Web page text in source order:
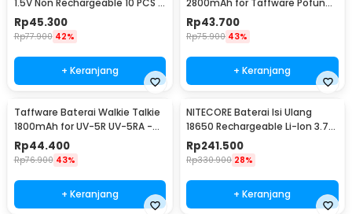
Zi7
Rp45.300
Rp77.900 42%
+ Keranjang
BF-UV82 - BL-8
Rp43.700
Rp75.900 43%
+ Keranjang
Taffware Baterai Walkie Talkie
1800mAh for UV-5R UV-5RA -
BL-5
Rp44.400
Rp76.900 43%
+ Keranjang
NITECORE Baterai Isi Ulang
18650 Rechargeable Li-Ion 3.7V
3400mAh 1PCS - NL1834
Rp241.500
Rp330.900 28%
+ Keranjang